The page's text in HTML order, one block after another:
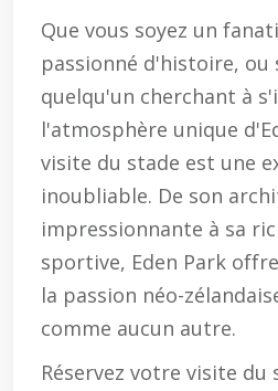
Que vous soyez un
passionné d'histoire,
quelqu'un cherchant à
l'atmosphère unique
visite du stade est une
inoubliable. De son
impressionnante à sa
sportive, Eden Park
la passion néo-
comme aucun autre.
Réservez votre visite